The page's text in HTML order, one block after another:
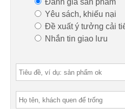
Đánh giá sản phẩm
Yêu sách, khiếu nại
Đề xuất ý tưởng cải
Nhắn tin giao lưu